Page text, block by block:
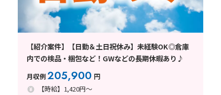
【紹介案件】【日勤＆土日祝休み】未経験OK◎倉庫
内での検品・梱包など！GWなどの長期休暇あり♪
月収例205,900 円
【時給】1,420円～